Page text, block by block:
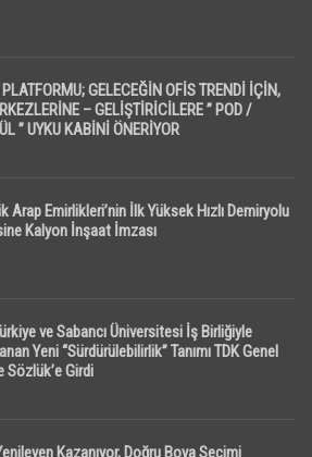
GELECEĞİN OFİS TRENDİ İÇİN,
– GELİŞTİRİCİLERE ” POD /
” UYKU KABİNİ ÖNERİYOR
Arap Emirlikleri’nin İlk Yüksek Hızlı Demiryolu
Kalyon İnşaat İmzası
ve Sabancı Üniversitesi İş Birliğiyle
Yeni “Sürdürülebilirlik” Tanımı TDK Genel
Sözlük’e Girdi
Kazanıyor, Doğru Boya Seçimi